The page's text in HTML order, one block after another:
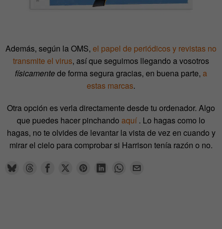
Además, según la OMS, el papel de periódicos y revistas no
transmite el virus, así que seguimos llegando a vosotros
físicamentede forma segura gracias, en buena parte, a
estas marcas.
Otra opción es verla directamente desde tu ordenador. Algo
que puedes hacer pinchando aquí. Lo hagas como lo
hagas, no te olvides de levantar la vista de vez en cuando y
mirar el cielo para comprobar si Harrison tenía razón o no.